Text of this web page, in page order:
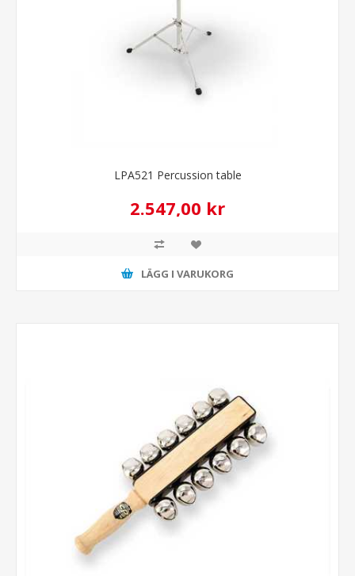
LPA521 Percussion table
2.547,00 kr
LÄGG I VARUKORG